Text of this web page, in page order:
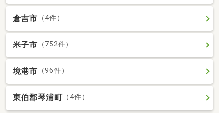
倉吉市 （4件）
米子市 （752件）
境港市 （96件）
東伯郡琴浦町 （4件）